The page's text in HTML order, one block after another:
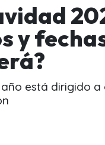
y
está dirigido a